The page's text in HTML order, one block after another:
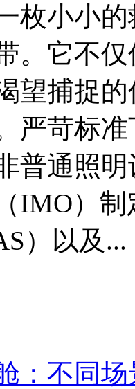
枚小小
。它不
望捕捉
严苛标
普通照
IMO）
）以及...
：不同